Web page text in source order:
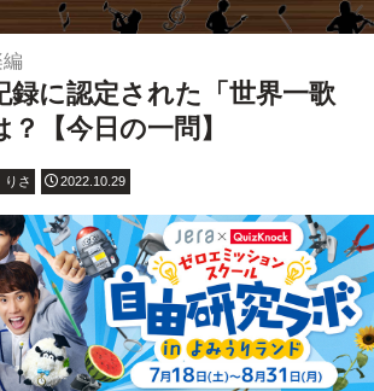
録に認定された「世界一歌
【今日の一問】
りさ 2022.10.29